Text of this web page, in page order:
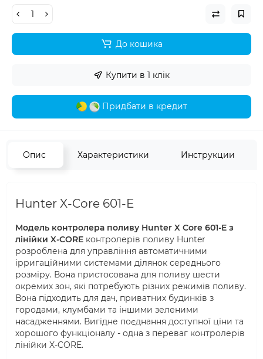
До кошика
Купити в 1 клік
Придбати в кредит
Опис Характеристики Инструкции
Hunter X-Core 601-E
Модель контролера поливу Hunter X Core 601-E з
лінійки X-CORE контролерів поливу Hunter
розроблена для управління автоматичними
ірригаційними системами ділянок середнього
розміру. Вона пристосована для поливу шести
окремих зон, які потребують різних режимів поливу.
Вона підходить для дач, приватних будинків з
городами, клумбами та іншими зеленими
насадженнями. Вигідне поєднання доступної ціни та
хорошого функціоналу - одна з переваг контролерів
лінійки X-CORE.